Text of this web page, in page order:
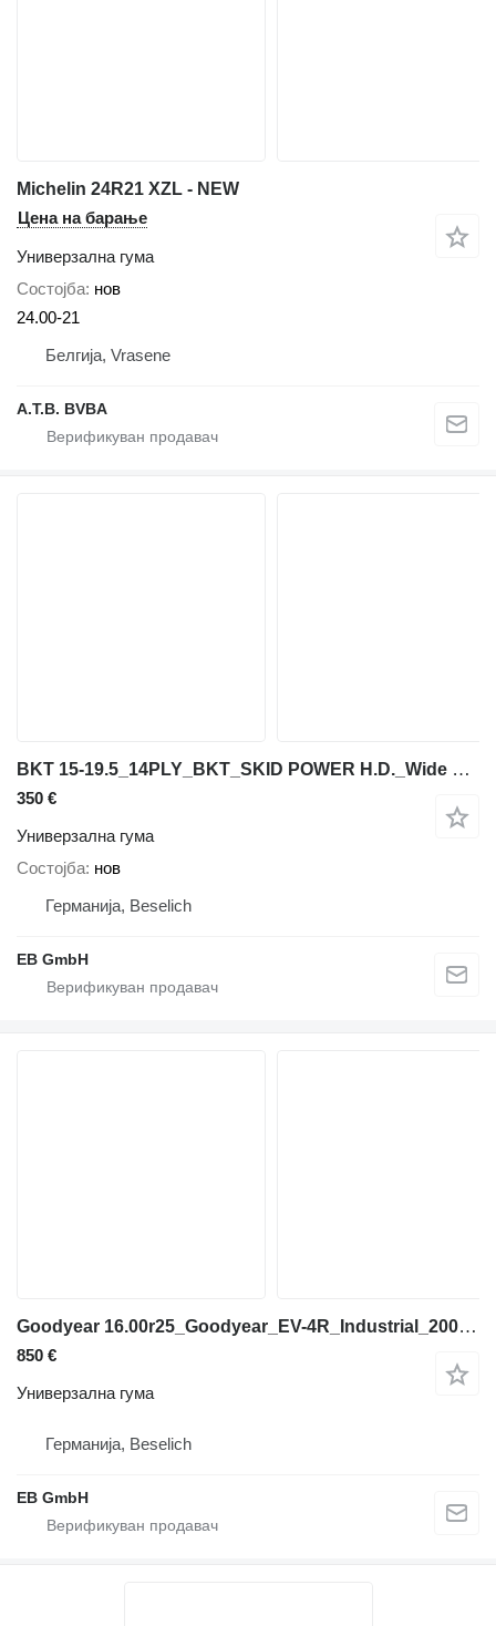
Michelin 24R21 XZL - NEW
Цена на барање
Универзална гума
Состојба нов
24.00-21
Белгија, Vrasene
A.T.B. BVBA
BKT 15-19.5_14PLY_BKT_SKID POWER H.D._Wide Wall_TL_LR: G_NEU
350 €
Универзална гума
Состојба нов
Германија, Beselich
EB GmbH
Goodyear 16.00r25_Goodyear_EV-4R_Industrial_200A5_3 Sterne_TOP
850 €
Универзална гума
Германија, Beselich
EB GmbH